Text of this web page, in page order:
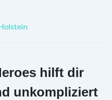
hilft dir
unkompliziert